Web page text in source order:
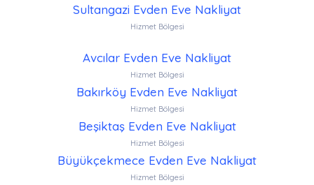
Sultangazi Evden Eve Nakliyat
Hizmet Bölgesi
Avcılar Evden Eve Nakliyat
Hizmet Bölgesi
Bakırköy Evden Eve Nakliyat
Hizmet Bölgesi
Beşiktaş Evden Eve Nakliyat
Hizmet Bölgesi
Büyükçekmece Evden Eve Nakliyat
Hizmet Bölgesi